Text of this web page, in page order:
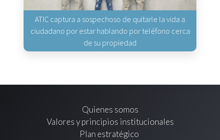
ATIC captura a sospechoso de quitarle la vida a
ciudadano por estar hablando por teléfono cerca
de su propiedad
Quienes somos
Valores y principios institucionales
Plan estratégico